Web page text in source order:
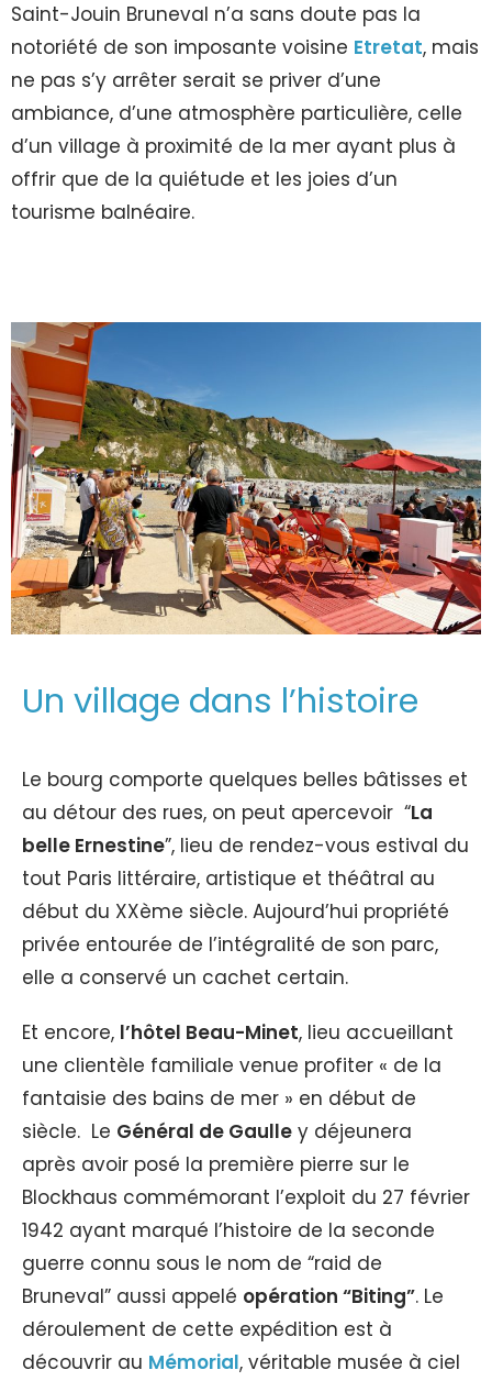
Saint-Jouin Bruneval n’a sans doute pas la
notoriété de son imposante voisine Etretat, mais
ne pas s’y arrêter serait se priver d’une
ambiance, d’une atmosphère particulière, celle
d’un village à proximité de la mer ayant plus à
offrir que de la quiétude et les joies d’un
tourisme balnéaire.
Un village dans l’histoire
Le bourg comporte quelques belles bâtisses et
au détour des rues, on peut apercevoir “La
belle Ernestine”, lieu de rendez-vous estival du
tout Paris littéraire, artistique et théâtral au
début du XXème siècle. Aujourd’hui propriété
privée entourée de l’intégralité de son parc,
elle a conservé un cachet certain.
Et encore, l’hôtel Beau-Minet, lieu accueillant
une clientèle familiale venue profiter « de la
fantaisie des bains de mer » en début de
siècle. Le Général de Gaulle y déjeunera
après avoir posé la première pierre sur le
Blockhaus commémorant l’exploit du 27 février
1942 ayant marqué l’histoire de la seconde
guerre connu sous le nom de “raid de
Bruneval” aussi appelé opération “Biting”. Le
déroulement de cette expédition est à
découvrir au Mémorial, véritable musée à ciel